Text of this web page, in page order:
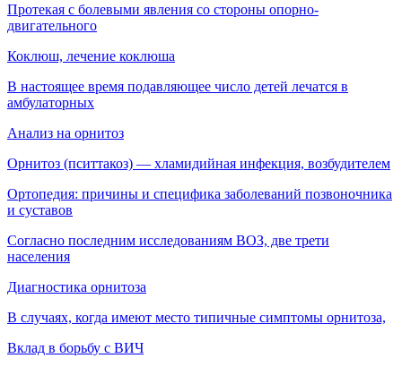
Протекая с болевыми явления со стороны опорно-
двигательного
Коклюш, лечение коклюша
В настоящее время подавляющее число детей лечатся в
амбулаторных
Анализ на орнитоз
Орнитоз (пситтакоз) — хламидийная инфекция, воз­будителем
Ортопедия: причины и специфика заболеваний позвоночника
и суставов
Согласно последним исследованиям ВОЗ, две трети
населения
Диагностика орнитоза
В случаях, когда имеют место типичные симптомы орнитоза,
Вклад в борьбу с ВИЧ